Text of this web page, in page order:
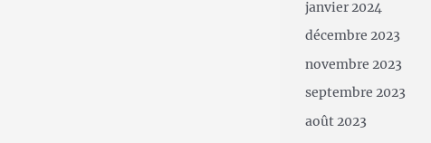
janvier 2024
décembre 2023
novembre 2023
septembre 2023
août 2023